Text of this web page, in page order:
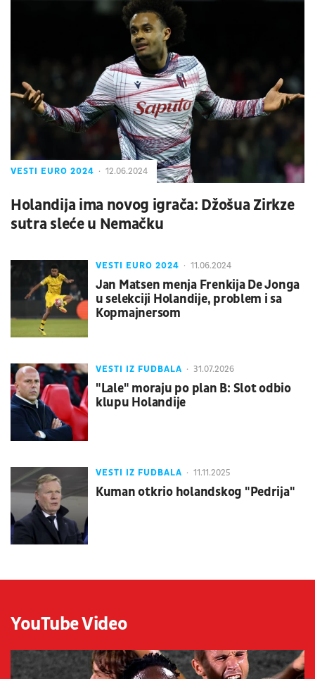
VESTI EURO 2024 12.06.2024
Holandija ima novog igrača: Džošua Zirkze
sutra sleće u Nemačku
VESTI EURO 2024 11.06.2024
Jan Matsen menja Frenkija De Jonga
u selekciji Holandije, problem i sa
Kopmajnersom
VESTI IZ FUDBALA 31.07.2026
"Lale" moraju po plan B: Slot odbio
klupu Holandije
VESTI IZ FUDBALA 11.11.2025
Kuman otkrio holandskog "Pedrija"
YouTube Video